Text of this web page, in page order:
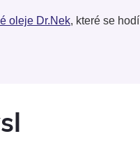
oleje Dr.Nek, které se hodí